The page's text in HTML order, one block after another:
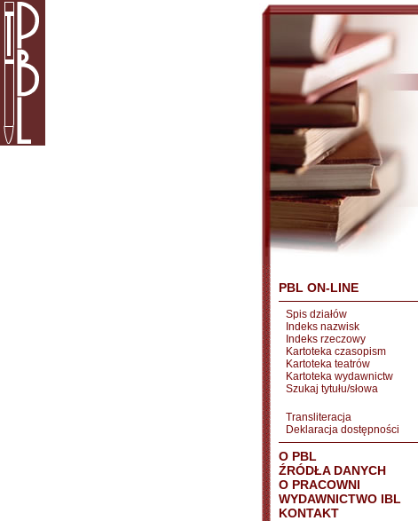
PBL ON-LINE
Spis działów
Indeks nazwisk
Indeks rzeczowy
Kartoteka czasopism
Kartoteka teatrów
Kartoteka wydawnictw
Szukaj tytułu/słowa
Transliteracja
Deklaracja dostępności
O PBL
ŹRÓDŁA DANYCH
O PRACOWNI
WYDAWNICTWO IBL
KONTAKT